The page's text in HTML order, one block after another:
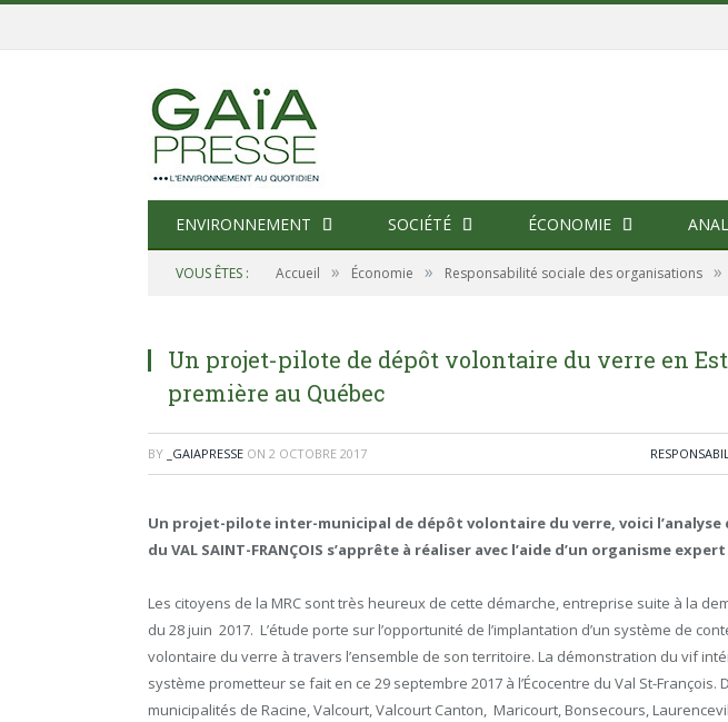
ENVIRONNEMENT SOCIÉTÉ ÉCONOMIE
VOUS ÊTES : Accueil » Économie » Responsabilité sociale des organisations »
Un projet-pilote de dépôt volontaire du verre en
première au Québec
BY _GAIAPRESSE ON 2 OCTOBRE 2017
Un projet-pilote inter-municipal de dépôt volontaire du verre, voici l’analyse
du VAL SAINT-FRANÇOIS s’apprête à réaliser avec l’aide d’un organisme
Les citoyens de la MRC sont très heureux de cette démarche, entreprise suite à la
du 28 juin 2017. L’étude porte sur l’opportunité de l’implantation d’un système de
volontaire du verre à travers l’ensemble de son territoire. La démonstration du vif
système prometteur se fait en ce 29 septembre 2017 à l’Écocentre du Val St-François.
municipalités de Racine, Valcourt, Valcourt Canton, Maricourt, Bonsecours,